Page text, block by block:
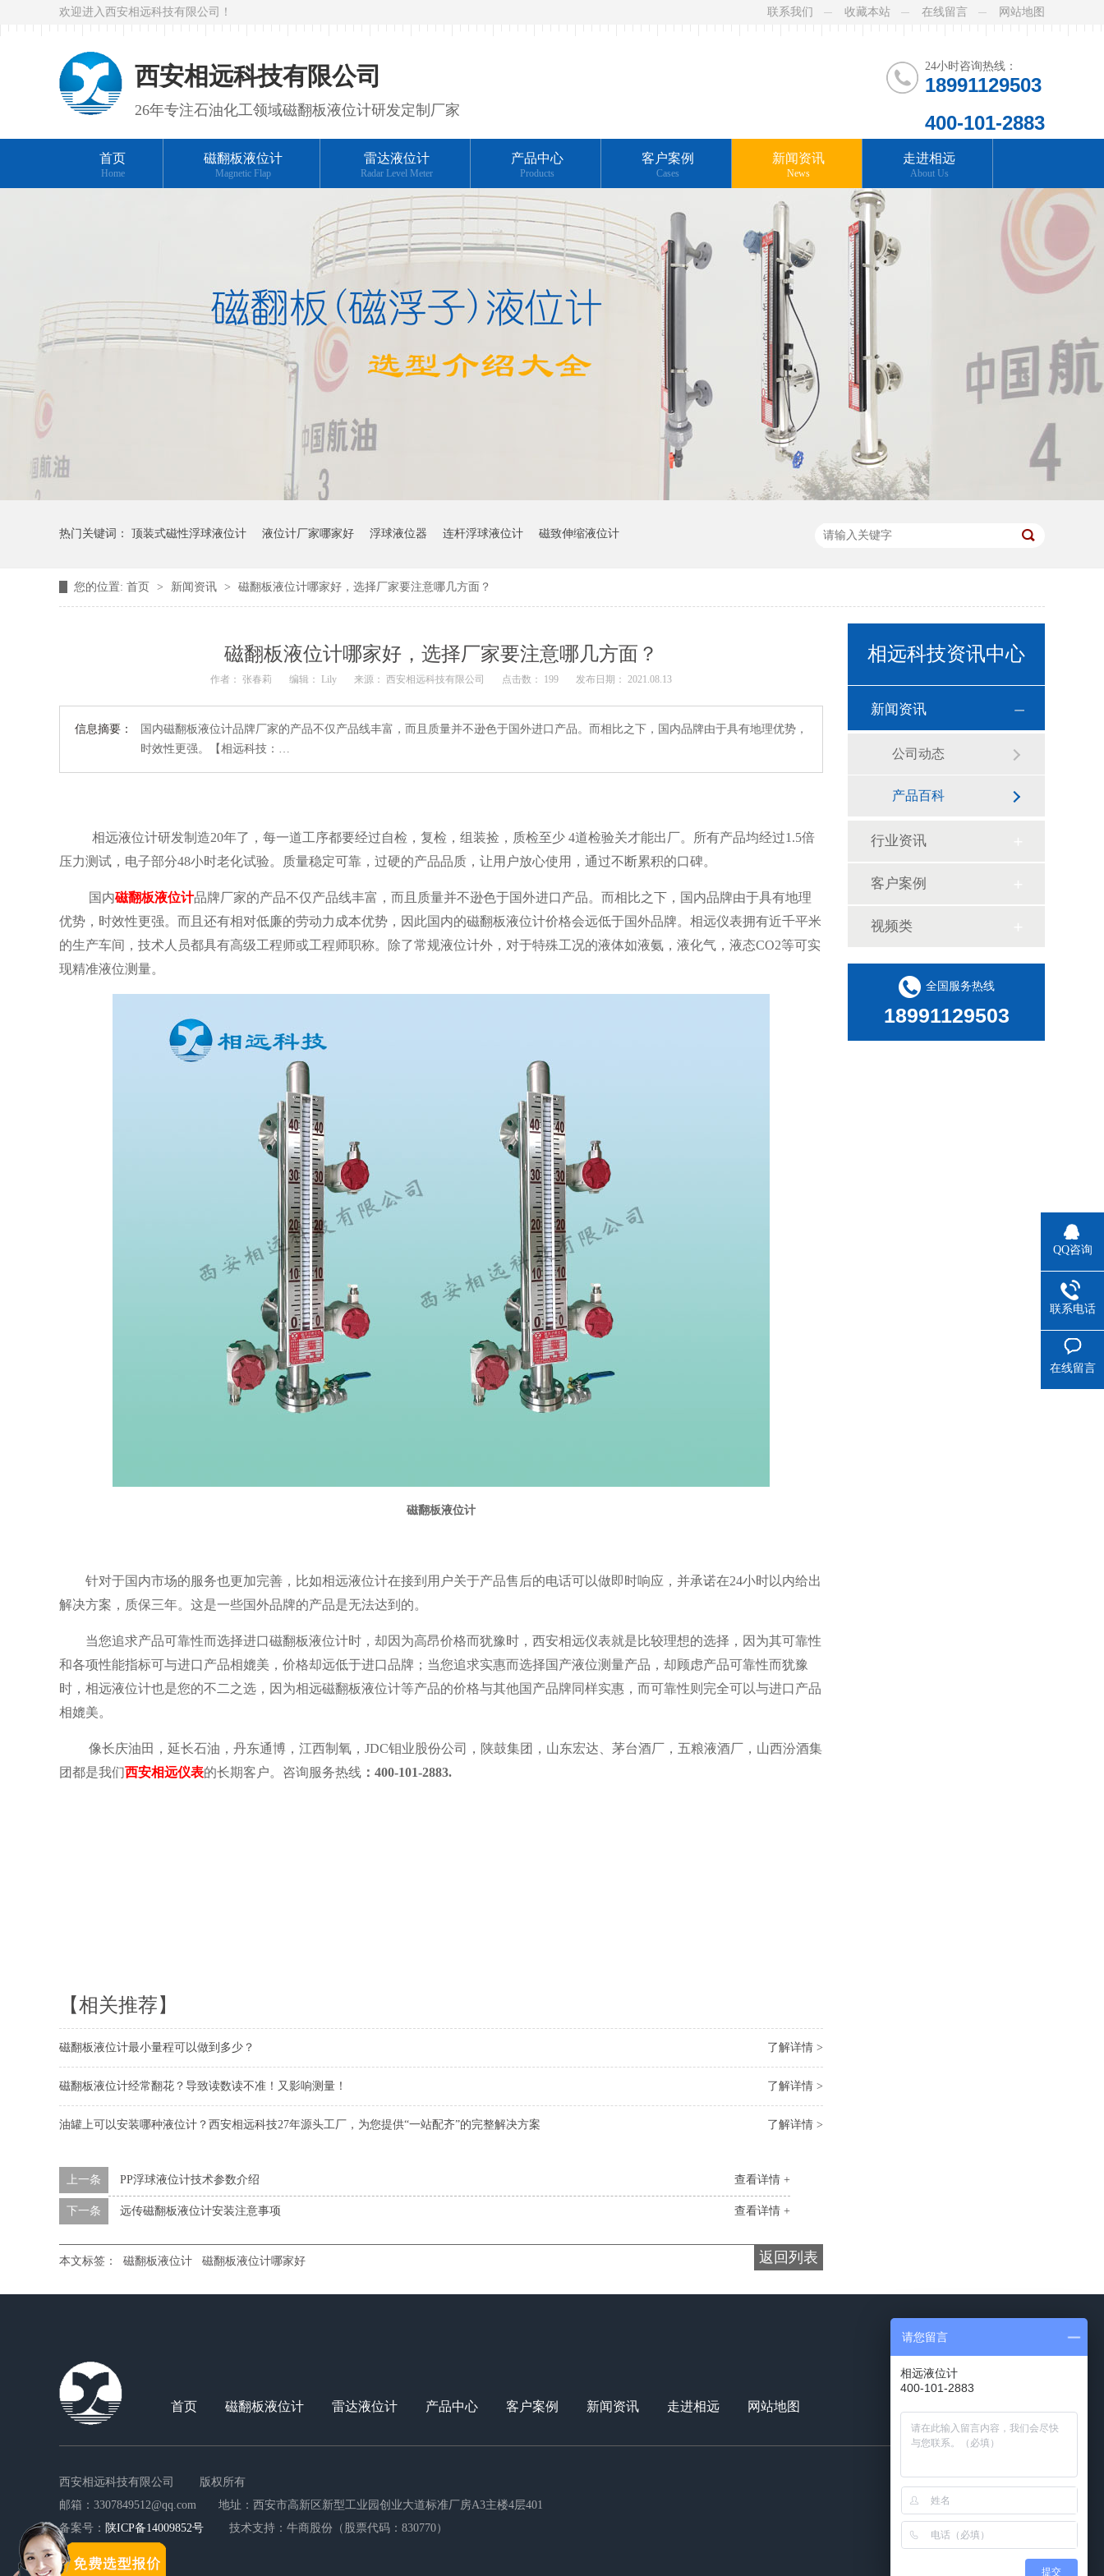
联系我们 收藏本站 在线留言 网站地图
欢迎进入西安相远科技有限公司！
24小时咨询热线：
18991129503
400-101-2883
西安相远科技有限公司
26年专注石油化工领域磁翻板液位计研发定制厂家
首页
Home
磁翻板液位计
Magnetic Flap
雷达液位计
Radar Level Meter
产品中心
Products
客户案例
Cases
新闻资讯
News
走进相远
About Us
热门关键词： 顶装式磁性浮球液位计 液位计厂家哪家好 浮球液位器 连杆浮球液位计 磁致伸缩液位计
您的位置: 首页 > 新闻资讯 > 磁翻板液位计哪家好，选择厂家要注意哪几方面？
磁翻板液位计哪家好，选择厂家要注意哪几方面？
作者： 张春莉 编辑： Lily 来源： 西安相远科技有限公司 点击数： 199 发布日期： 2021.08.13
信息摘要：
国内磁翻板液位计品牌厂家的产品不仅产品线丰富，而且质量并不逊色于国外进口产品。而相比之下，国内品牌由于具有地理优势，
时效性更强。【相远科技：…
相远液位计研发制造20年了，每一道工序都要经过自检，复检，组装捡，质检至少 4道检验关才能出厂。所有产品均经过1.5倍
压力测试，电子部分48小时老化试验。质量稳定可靠，过硬的产品品质，让用户放心使用，通过不断累积的口碑。
国内磁翻板液位计品牌厂家的产品不仅产品线丰富，而且质量并不逊色于国外进口产品。而相比之下，国内品牌由于具有地理
优势，时效性更强。而且还有相对低廉的劳动力成本优势，因此国内的磁翻板液位计价格会远低于国外品牌。相远仪表拥有近千平米
的生产车间，技术人员都具有高级工程师或工程师职称。除了常规液位计外，对于特殊工况的液体如液氨，液化气，液态CO2等可实
现精准液位测量。
磁翻板液位计
针对于国内市场的服务也更加完善，比如相远液位计在接到用户关于产品售后的电话可以做即时响应，并承诺在24小时以内给出
解决方案，质保三年。这是一些国外品牌的产品是无法达到的。
当您追求产品可靠性而选择进口磁翻板液位计时，却因为高昂价格而犹豫时，西安相远仪表就是比较理想的选择，因为其可靠性
和各项性能指标可与进口产品相媲美，价格却远低于进口品牌；当您追求实惠而选择国产液位测量产品，却顾虑产品可靠性而犹豫
时，相远液位计也是您的不二之选，因为相远磁翻板液位计等产品的价格与其他国产品牌同样实惠，而可靠性则完全可以与进口产品
相媲美。
像长庆油田，延长石油，丹东通博，江西制氧，JDC钼业股份公司，陕鼓集团，山东宏达、茅台酒厂，五粮液酒厂，山西汾酒集
团都是我们西安相远仪表的长期客户。咨询服务热线 ：400-101-2883.
【相关推荐】
了解详情 >
磁翻板液位计最小量程可以做到多少？
了解详情 >
磁翻板液位计经常翻花？导致读数读不准！又影响测量！
了解详情 >
油罐上可以安装哪种液位计？西安相远科技27年源头工厂，为您提供“一站配齐”的完整解决方案
查看详情 +
上一条 PP浮球液位计技术参数介绍
查看详情 +
下一条 远传磁翻板液位计安装注意事项
返回列表
本文标签： 磁翻板液位计 磁翻板液位计哪家好
相远科技资讯中心
新闻资讯
公司动态
产品百科
行业资讯
客户案例
视频类
全国服务热线
18991129503
首页 磁翻板液位计 雷达液位计 产品中心 客户案例 新闻资讯 走进相远 网站地图
百度统计
西安相远科技有限公司
版权所有
邮箱：3307849512@qq.com
地址：西安市高新区新型工业园创业大道标准厂房A3主楼4层401
备案号： 陕ICP备14009852号 技术支持：牛商股份（股票代码：830770）
QQ咨询
联系电话
在线留言
请您留言
相远液位计
400-101-2883
提交